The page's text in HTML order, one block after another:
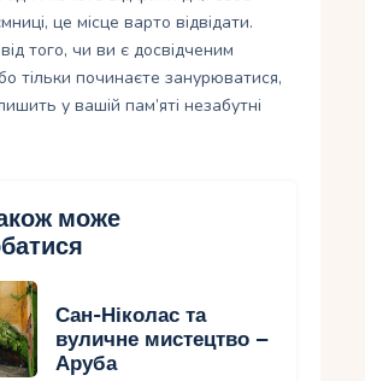
це місце варто відвідати.
того, чи ви є досвідченим
тільки починаєте занурюватися,
у вашій пам’яті незабутні
може
Сан-Ніколас та
вуличне мистецтво –
Аруба